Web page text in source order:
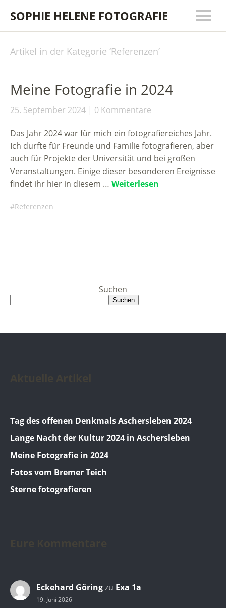
SOPHIE HELENE FOTOGRAFIE
Artikel in der Kategorie ‘Referenzen’
Meine Fotografie in 2024
25. September 2024 0 Kommentare
Das Jahr 2024 war für mich ein fotografiereiches Jahr.
Ich durfte für Freunde und Familie fotografieren, aber
auch für Projekte der Universität und bei großen
Veranstaltungen. Einige dieser besonderen Ereignisse
findet ihr hier in diesem … Weiterlesen
Referenzen
Suchen
Suchen
Tag des offenen Denkmals Aschersleben 2024
Lange Nacht der Kultur 2024 in Aschersleben
Meine Fotografie in 2024
Fotos vom Bremer Teich
Sterne fotografieren
Eckehard Göringzu Exa 1a
19. Juni 2026